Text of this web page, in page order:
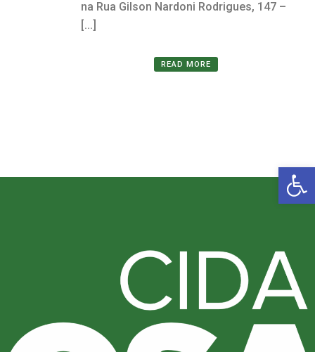
na Rua Gilson Nardoni Rodrigues, 147 –
[...]
READ MORE
Open toolbar